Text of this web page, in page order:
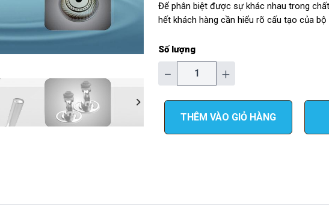
Để phân biệt được sự khác nhau trong
hết khách hàng cần hiểu rõ cấu tạo của
Số lượng
− +
THÊM VÀO GIỎ HÀNG